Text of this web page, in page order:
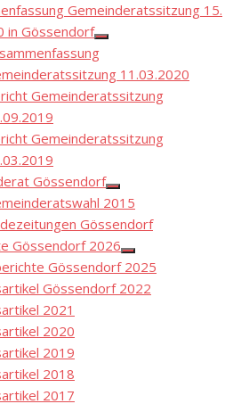
Gemeinderatssitzung 15.
in Gössendorf
Show
menu11.03.2020
Gemeinderatssitzung
Gemeinderatssitzung
Gössendorf
Show
sub
menu
2015
Gössendorf
Gössendorf 2026
Show
sub
menu
Gössendorf 2025
Gössendorf 2022
2021
2020
2019
2018
2017